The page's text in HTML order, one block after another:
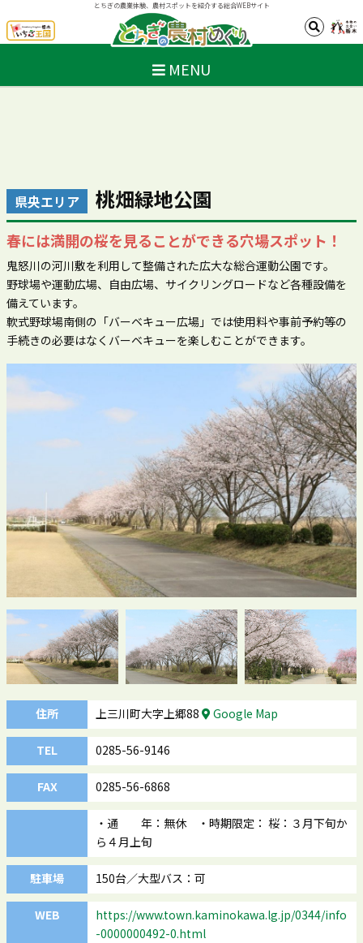
とちぎの農業体験、農村スポットを紹介する総合WEBサイト
MENU
県央エリア 桃畑緑地公園
春には満開の桜を見ることができる穴場スポット！
鬼怒川の河川敷を利用して整備された広大な総合運動公園です。
野球場や運動広場、自由広場、サイクリングロードなど各種設備を
備えています。
軟式野球場南側の「バーベキュー広場」では使用料や事前予約等の
手続きの必要はなくバーベキューを楽しむことができます。
住所 上三川町大字上郷88 Google Map
TEL 0285-56-9146
FAX 0285-56-6868
・通 年：無休 ・時期限定： 桜：３月下旬か
ら４月上旬
駐車場 150台／大型バス：可
WEB
https://www.town.kaminokawa.lg.jp/0344/info
-0000000492-0.html